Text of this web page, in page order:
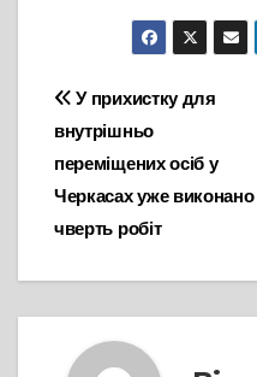
Навігація
записів
У прихистку для
внутрішньо
переміщених осіб у
Черкасах уже виконано
чверть робіт